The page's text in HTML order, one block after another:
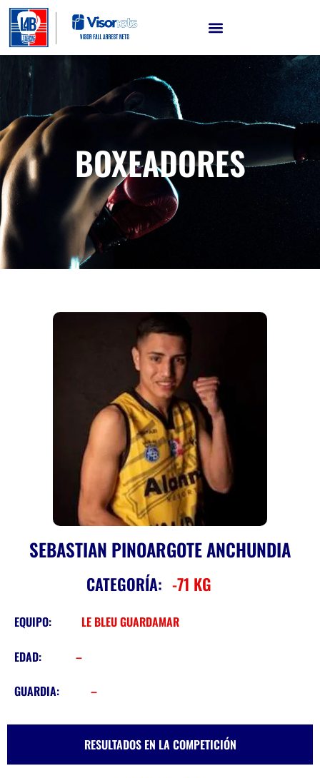
BOXEADORES
SEBASTIAN PINOARGOTE ANCHUNDIA
CATEGORÍA: -71 KG
EQUIPO: LE BLEU GUARDAMAR
EDAD: –
GUARDIA: –
RESULTADOS EN LA COMPETICIÓN